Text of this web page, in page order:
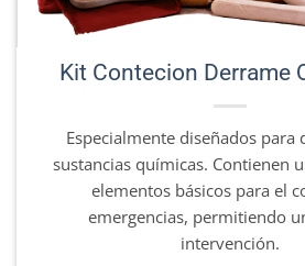
Kit Contecion Derrame
Especialmente diseñados para
sustancias químicas. Contienen
elementos básicos para el
emergencias, permitiendo
intervención.